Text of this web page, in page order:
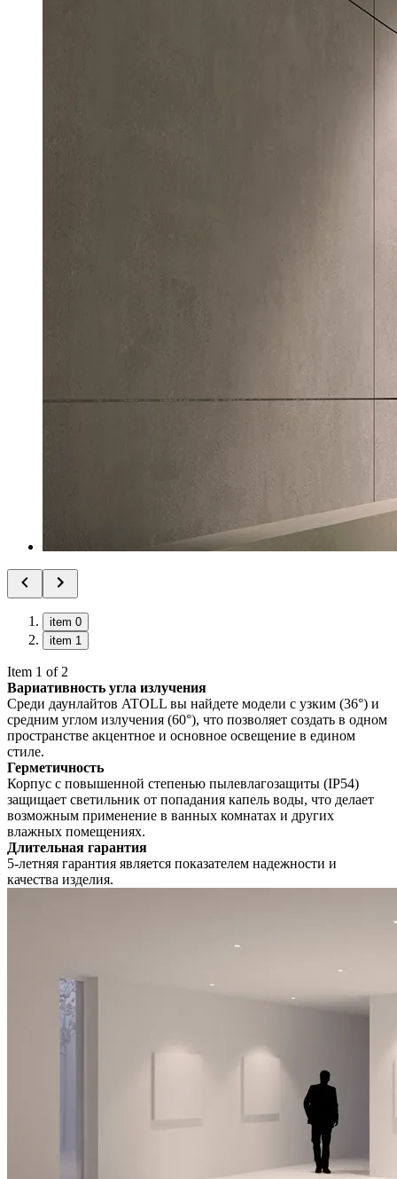
item 0
item 1
Item 1 of 2
Вариативность угла излучения
Среди даунлайтов ATOLL вы найдете модели с узким (36°) и
средним углом излучения (60°), что позволяет создать в одном
пространстве акцентное и основное освещение в едином
стиле.
Герметичность
Корпус с повышенной степенью пылевлагозащиты (IP54)
защищает светильник от попадания капель воды, что делает
возможным применение в ванных комнатах и других
влажных помещениях.
Длительная гарантия
5-летняя гарантия является показателем надежности и
качества изделия.